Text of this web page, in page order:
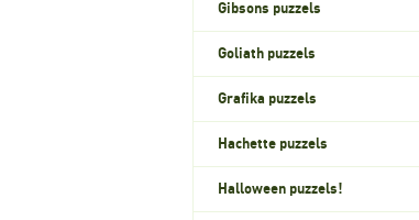
Gibsons puzzels
Goliath puzzels
Grafika puzzels
Hachette puzzels
Halloween puzzels!